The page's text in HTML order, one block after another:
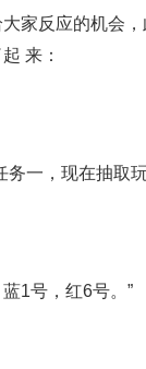
家反应的机会
来：
务一，现在抽
1号，红6号。”